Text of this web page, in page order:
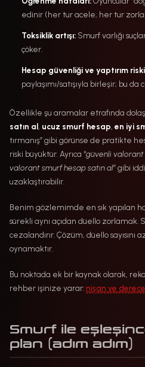
edinir (her tur acele, her tur
Toksiklik artışı: Smurf varlığı
çöker.
Hesap güvenliği ve yaptırım
paylaşımı/satışıyla birleşir; bu
Özellikle şu aramalar etrafında
satın al, ucuz smurf hesap en iyi
tırmanış” gibi görünse de pratikte
riski büyüktür. Ayrıca “güvenli valorant
valorant smurf hesap satın al” gibi
uzaklaştırabilir.
Benim gözlemimde en sık yapılan
sürekli aynı açıdan düello
cezalandırır. Çözüm, düello
oynamaktır.
Bu noktada ek bir kaynak olarak,
rehber işinize yarar:nişan ve
Smurf ile
plan (adım adım)